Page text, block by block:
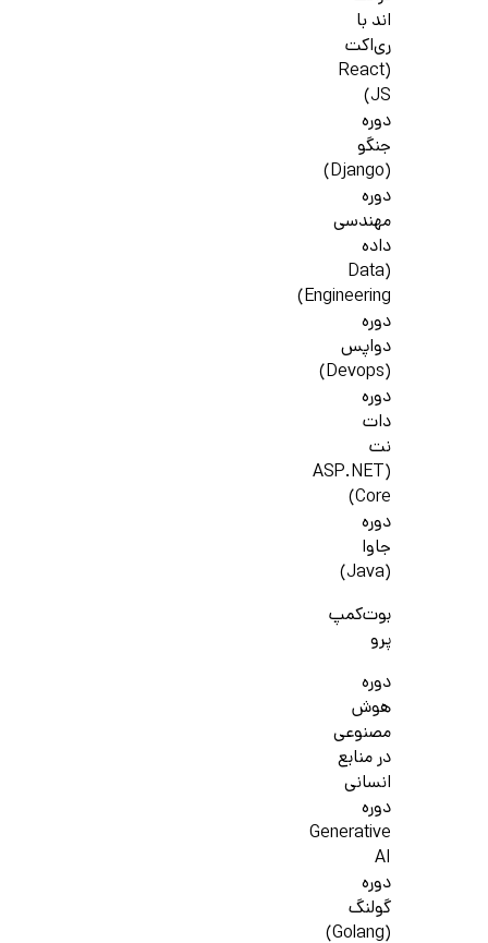
اند با
ری‌اکت
(React
JS)
دوره
جنگو
(Django)
دوره
مهندسی
داده
(Data
Engineering)
دوره
دواپس
(Devops)
دوره
دات
نت
(ASP.NET
Core)
دوره
جاوا
(Java)
بوت‌کمپ
پرو
دوره
هوش
مصنوعی
در منابع
انسانی
دوره
Generative
AI
دوره
گولنگ
(Golang)